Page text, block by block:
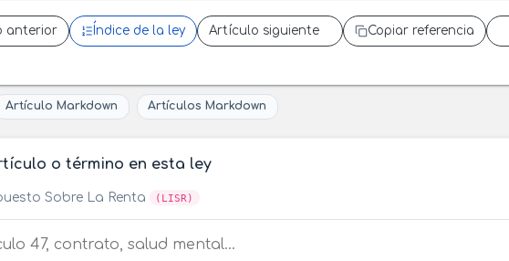
anterior Índice de la ley Artículo siguiente Copiar referencia
Artículo Markdown Artículos Markdown
o término en esta ley
Sobre La Renta (LISR)